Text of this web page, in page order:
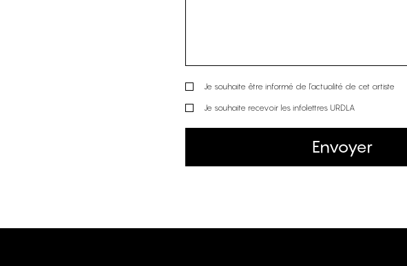
Je souhaite être informé de l’actualité de cet artiste
Je souhaite recevoir les infolettres URDLA
Envoyer